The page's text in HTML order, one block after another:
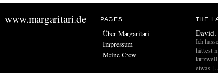
www.margaritari.de PAGES
Über Margaritari
Impressum
Meine Crew
THE
David.
Ich
hättest
etwas